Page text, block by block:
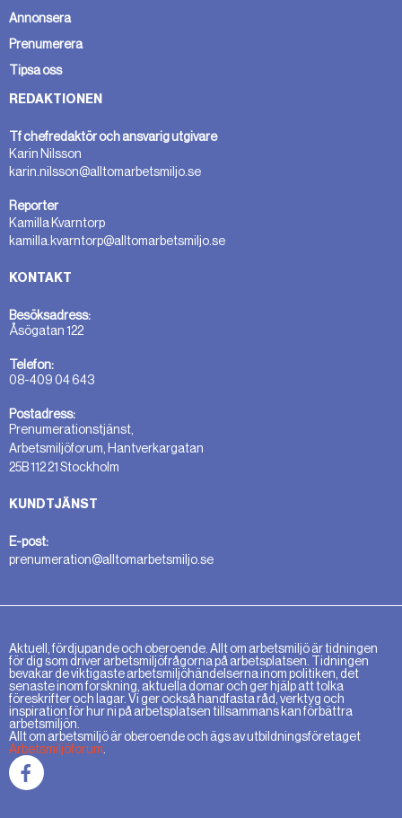
Annonsera
Prenumerera
Tipsa oss
REDAKTIONEN
Tf chefredaktör och ansvarig utgivare
Karin Nilsson
karin.nilsson@alltomarbetsmiljo.se
Reporter
Kamilla Kvarntorp
kamilla.kvarntorp@alltomarbetsmiljo.se
KONTAKT
Besöksadress:
Åsögatan 122
Telefon:
08-409 04 643
Postadress:
Prenumerationstjänst,
Arbetsmiljöforum, Hantverkargatan
25B 112 21 Stockholm
KUNDTJÄNST
E-post:
prenumeration@alltomarbetsmiljo.se
Aktuell, fördjupande och oberoende. Allt om arbetsmiljö är tidningen
för dig som driver arbetsmiljöfrågorna på arbetsplatsen. Tidningen
bevakar de viktigaste arbetsmiljöhändelserna inom politiken, det
senaste inom forskning, aktuella domar och ger hjälp att tolka
föreskrifter och lagar. Vi ger också handfasta råd, verktyg och
inspiration för hur ni på arbetsplatsen tillsammans kan förbättra
arbetsmiljön.
Allt om arbetsmiljö är oberoende och ägs av utbildningsföretaget
Arbetsmiljöforum